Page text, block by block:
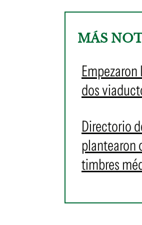
MÁS
dos
Directorio
plantearon
timbres